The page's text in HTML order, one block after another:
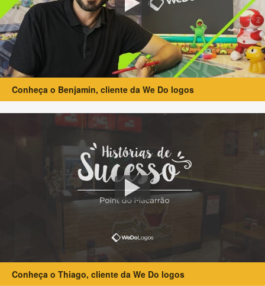
Conheça o Benjamin, cliente da We Do logos
Conheça o Thiago, cliente da We Do logos